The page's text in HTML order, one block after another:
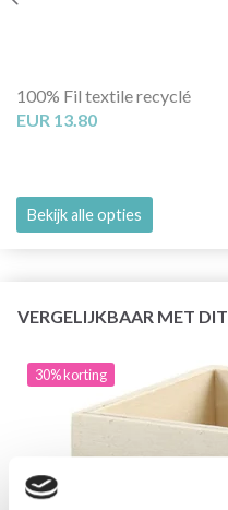
100% Fil textile recyclé
EUR 13.80
Bekijk alle opties
VERGELIJKBAAR MET DIT
30% korting